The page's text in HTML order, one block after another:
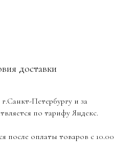
доставки
Петербургу и за
по тарифу Яндекс.
после оплаты товаров с 10.00